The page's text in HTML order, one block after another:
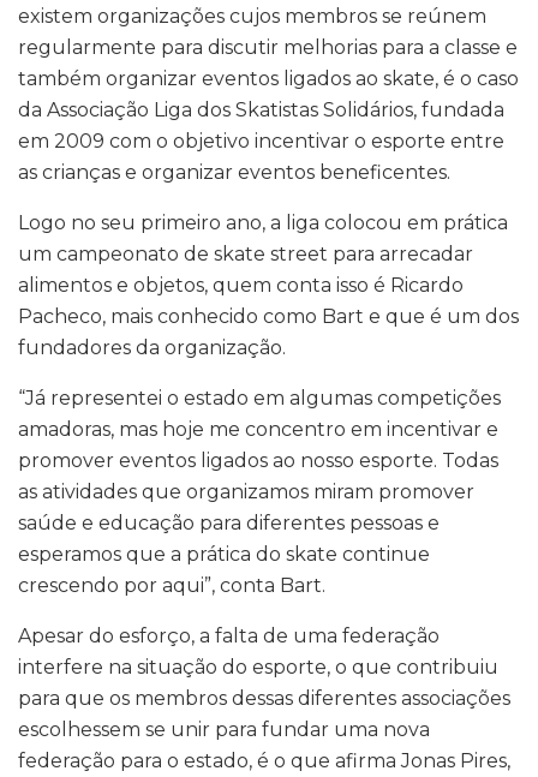
existem organizações cujos membros se reúnem
regularmente para discutir melhorias para a classe e
também organizar eventos ligados ao skate, é o caso
da Associação Liga dos Skatistas Solidários, fundada
em 2009 com o objetivo incentivar o esporte entre
as crianças e organizar eventos beneficentes.
Logo no seu primeiro ano, a liga colocou em prática
um campeonato de skate street para arrecadar
alimentos e objetos, quem conta isso é Ricardo
Pacheco, mais conhecido como Bart e que é um dos
fundadores da organização.
“Já representei o estado em algumas competições
amadoras, mas hoje me concentro em incentivar e
promover eventos ligados ao nosso esporte. Todas
as atividades que organizamos miram promover
saúde e educação para diferentes pessoas e
esperamos que a prática do skate continue
crescendo por aqui”, conta Bart.
Apesar do esforço, a falta de uma federação
interfere na situação do esporte, o que contribuiu
para que os membros dessas diferentes associações
escolhessem se unir para fundar uma nova
federação para o estado, é o que afirma Jonas Pires,